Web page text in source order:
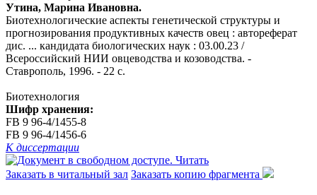
Утина, Марина Ивановна.
Биотехнологические аспекты генетической структуры и
прогнозирования продуктивных качеств овец : автореферат
дис. ... кандидата биологических наук : 03.00.23 /
Всероссийский НИИ овцеводства и козоводства. -
Ставрополь, 1996. - 22 с.
Биотехнология
Шифр хранения:
FB 9 96-4/1455-8
FB 9 96-4/1456-6
К диссертации
Читать
Заказать в читальный зал Заказать копию фрагмента